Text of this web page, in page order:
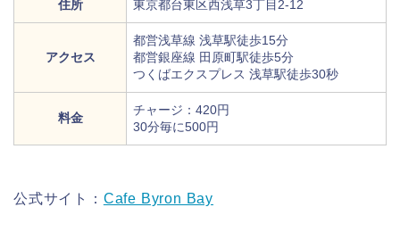
住所 東京都台東区西浅草3丁目2-12
アクセス
都営浅草線 浅草駅徒歩15分
都営銀座線 田原町駅徒歩5分
つくばエクスプレス 浅草駅徒歩30秒
料金
チャージ：420円
30分毎に500円
公式サイト： Cafe Byron Bay